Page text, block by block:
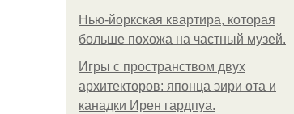
Нью-йоркская квартира, которая
больше похожа на частный музей.
Игры с пространством двух
архитекторов: японца эири ота и
канадки Ирен гардпуа.